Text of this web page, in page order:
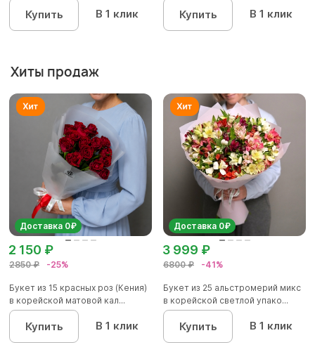
Купить В 1 клик Купить В 1 клик
Хиты продаж
Доставка 0₽
2850 ₽ -25%
2 150 ₽
Букет из 15 красных роз (Кения)
в корейской матовой кал...
Купить В 1 клик
Доставка 0₽
6800 ₽ -41%
3 999 ₽
Букет из 25 альстромерий микс
в корейской светлой упако...
Купить В 1 клик